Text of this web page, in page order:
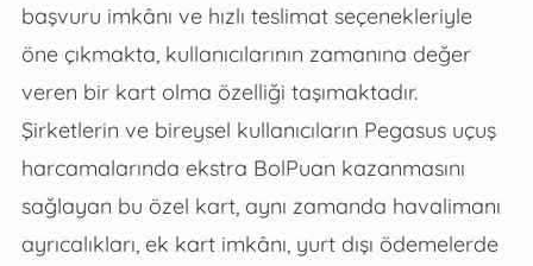
başvuru imkânı ve hızlı teslimat seçenekleriyle
öne çıkmakta, kullanıcılarının zamanına değer
veren bir kart olma özelliği taşımaktadır.
Şirketlerin ve bireysel kullanıcıların Pegasus uçuş
harcamalarında ekstra BolPuan kazanmasını
sağlayan bu özel kart, aynı zamanda havalimanı
ayrıcalıkları, ek kart imkânı, yurt dışı ödemelerde